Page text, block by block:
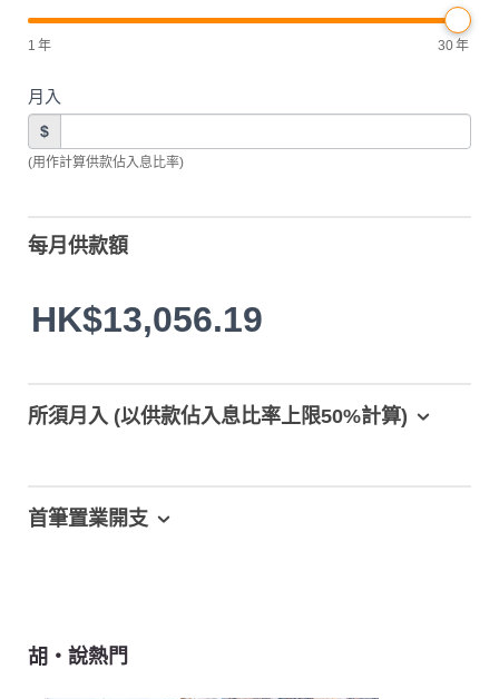
1 年 30年
月入
$
(用作計算供款佔入息比率)
每月供款額
HK$13,056.19
所須月入 (以供款佔入息比率上限50%計算)
首筆置業開支
胡‧說熱門